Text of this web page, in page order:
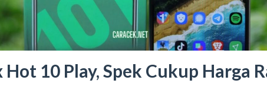
10 Play, Spek Cukup Harga